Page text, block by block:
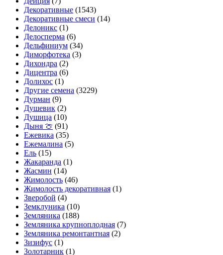
Декоративные (1543)
Декоративные смеси (14)
Делоникс (1)
Делосперма (6)
Дельфиниум (34)
Диморфотека (3)
Дихондра (2)
Дицентра (6)
Долихос (1)
Другие семена (3229)
Дурман (9)
Душевик (2)
Душица (10)
Дыня 🍈 (91)
Ежевика (35)
Ежемалина (5)
Ель (15)
Жакаранда (1)
Жасмин (14)
Жимолость (46)
Жимолость декоративная (1)
Зверобой (4)
Земклуника (10)
Земляника (188)
Земляника крупноплодная (7)
Земляника ремонтантная (2)
Зизифус (1)
Золотарник (1)